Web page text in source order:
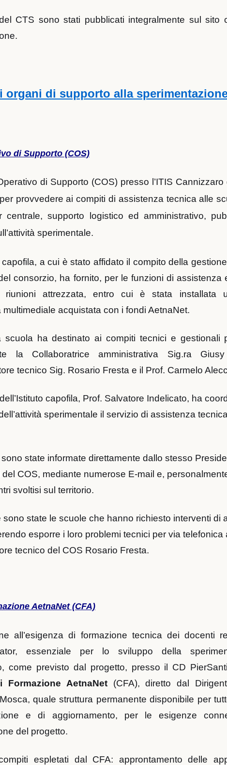
CTS sono stati pubblicati integralmente sul sito
organi di supporto alla
di Supporto (COS)
di Supporto (COS) presso l’ITIS
provvedere ai compiti di assistenza tecnica alle
centrale, supporto logistico ed amministrativo,
sperimentale.
a cui è stato affidato il compito della
consorzio, ha fornito, per le funzioni di assistenza
riunioni attrezzata, entro cui è stata installata
multimediale acquistata con i fondi AetnaNet.
scuola ha destinato ai compiti tecnici e gestionali
la Collaboratrice amministrativa Sig.ra
tecnico Sig. Rosario Fresta e il Prof. Carmelo
capofila, Prof. Salvatore Indelicato, ha
sperimentale il servizio di assistenza
state informate direttamente dallo stesso Preside
COS, mediante numerose E-mail e,
svoltisi sul territorio.
sono state le scuole che hanno richiesto interventi di
esporre i loro problemi tecnici per via telefonica
tecnico del COS Rosario Fresta.
AetnaNet (CFA)
all’esigenza di formazione tecnica dei docenti
essenziale per lo sviluppo della
come previsto dal progetto, presso il CD
Formazione AetnaNet (CFA), diretto dal
quale struttura permanente disponibile per
e di aggiornamento, per le esigenze
del progetto.
espletati dal CFA: approntamento delle